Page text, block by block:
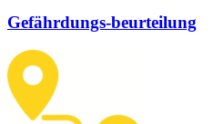
Gefährdungs-beurteilung